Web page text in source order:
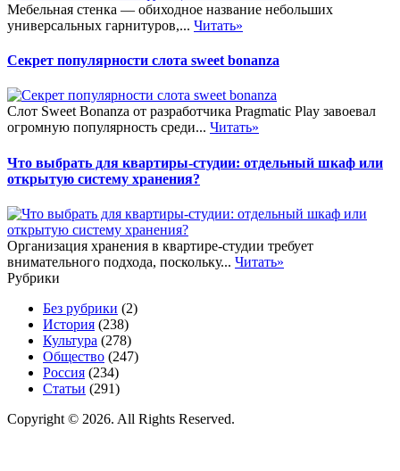
Мебельная стенка — обиходное название небольших
универсальных гарнитуров,... Читать»
Секрет популярности слота sweet bonanza
Слот Sweet Bonanza от разработчика Pragmatic Play завоевал
огромную популярность среди... Читать»
Что выбрать для квартиры-студии: отдельный шкаф или
открытую систему хранения?
Организация хранения в квартире-студии требует
внимательного подхода, поскольку... Читать»
Рубрики
Без рубрики (2)
История (238)
Культура (278)
Общество (247)
Россия (234)
Статьи (291)
Copyright © 2026. All Rights Reserved.